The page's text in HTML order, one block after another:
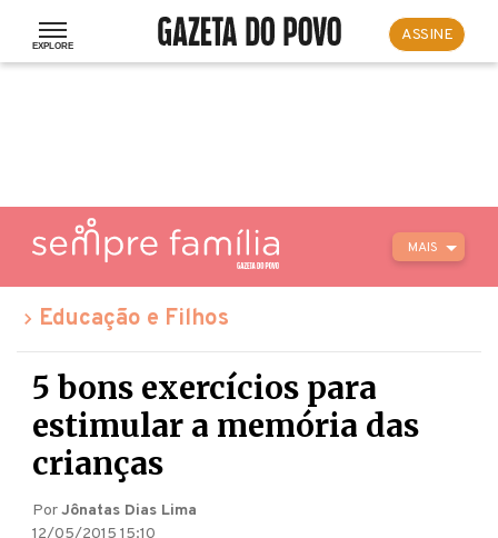
ASSINE
MAIS
Educação e Filhos
5 bons exercícios para
estimular a memória das
crianças
PorJônatas Dias Lima
12/05/2015 15:10